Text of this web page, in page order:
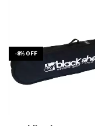
-8% OFF